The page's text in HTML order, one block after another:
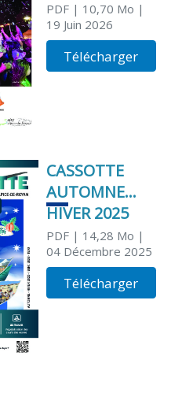
PDF| 10,70 Mo |
19 Juin 2026
Télécharger
CASSOTTE
AUTOMNE
HIVER 2025
PDF| 14,28 Mo |
04 Décembre 2025
Télécharger